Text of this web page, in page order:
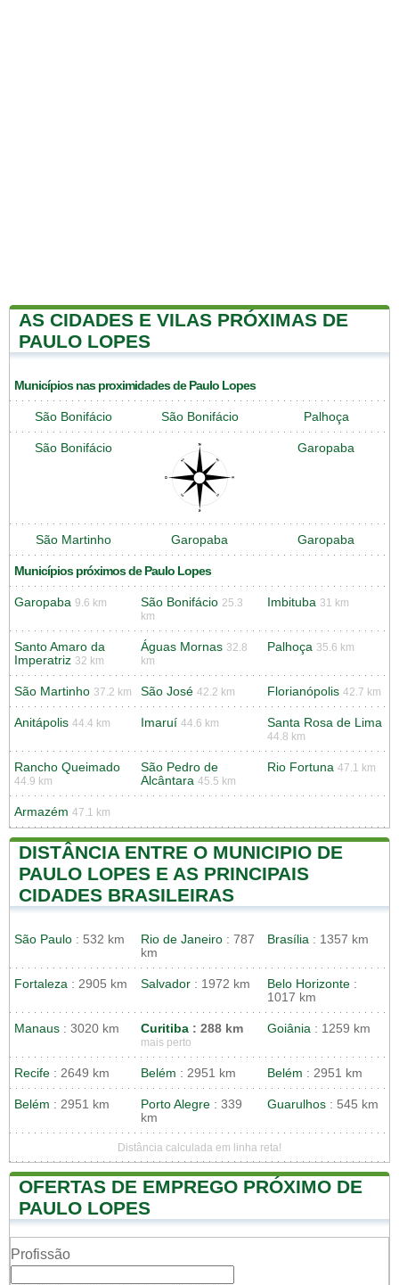
AS CIDADES E VILAS PRÓXIMAS DE
PAULO LOPES
Municípios nas proximidades de Paulo Lopes
São Bonifácio São Bonifácio Palhoça
São Bonifácio Garopaba
São Martinho Garopaba Garopaba
Municípios próximos de Paulo Lopes
Garopaba 9.6 km São Bonifácio 25.3
km
Imbituba 31 km
Santo Amaro da
Imperatriz 32 km
Águas Mornas 32.8
km
Palhoça 35.6 km
São Martinho 37.2 km São José 42.2 km Florianópolis 42.7 km
Anitápolis 44.4 km Imaruí 44.6 km Santa Rosa de Lima
44.8 km
Rancho Queimado
44.9 km
São Pedro de
Alcântara 45.5 km
Rio Fortuna 47.1 km
Armazém 47.1 km
DISTÂNCIA ENTRE O MUNICIPIO DE
PAULO LOPES E AS PRINCIPAIS
CIDADES BRASILEIRAS
São Paulo : 532 km Rio de Janeiro : 787
km
Brasília : 1357 km
Fortaleza : 2905 km Salvador : 1972 km Belo Horizonte :
1017 km
Manaus : 3020 km Curitiba : 288 km
mais perto
Goiânia : 1259 km
Recife : 2649 km Belém : 2951 km Belém : 2951 km
Belém : 2951 km Porto Alegre : 339
km
Guarulhos : 545 km
Distância calculada em linha reta!
OFERTAS DE EMPREGO PRÓXIMO DE
PAULO LOPES
Profissão